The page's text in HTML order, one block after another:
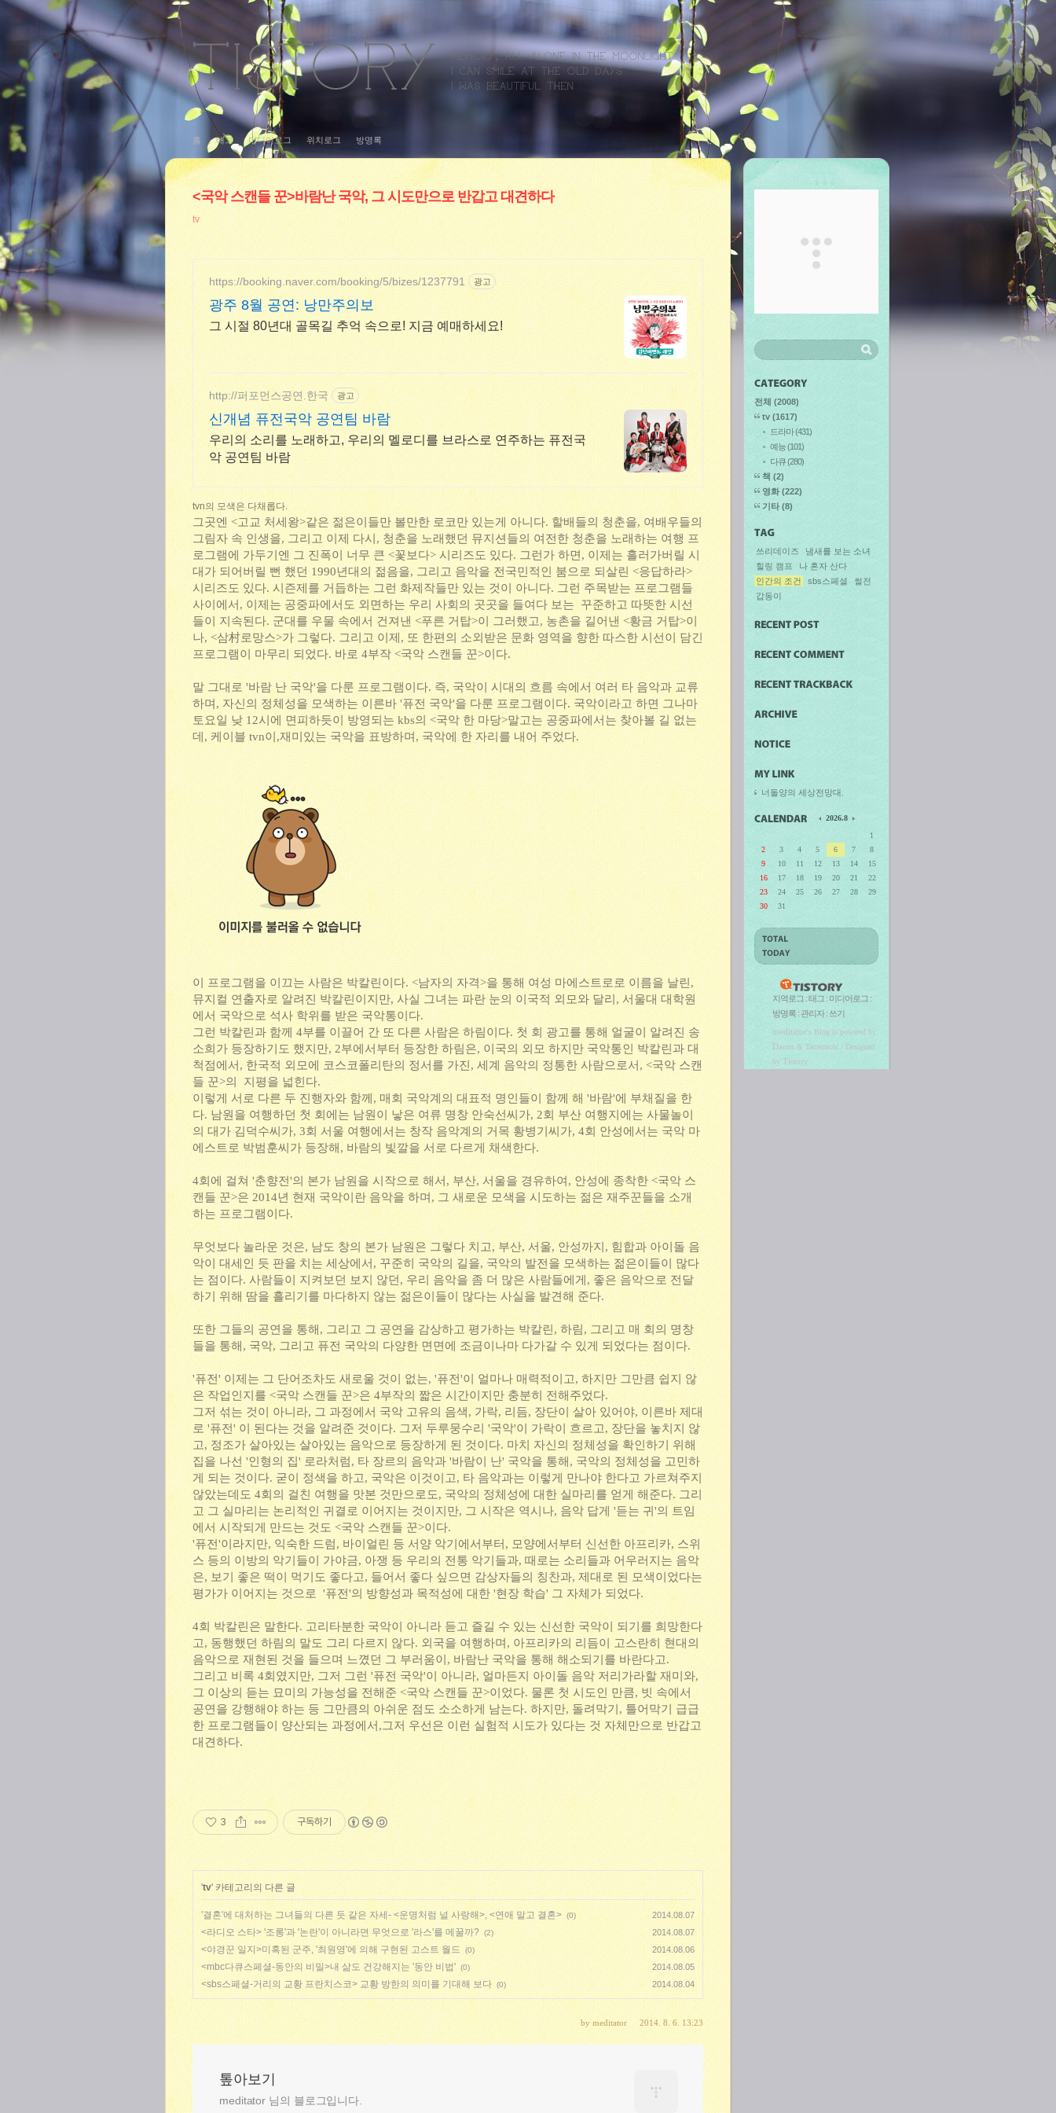
홈 태그 미디어로그 위치로그 방명록
<국악 스캔들 꾼>바람난 국악, 그 시도만으로 반갑고 대견하다
tv
https://booking.naver.com/booking/5/bizes/1237791 광고
광주 8월 공연: 낭만주의보
그 시절 80년대 골목길 추억 속으로! 지금 예매하세요!
http://퍼포먼스공연.한국 광고
신개념 퓨전국악 공연팀 바람
우리의 소리를 노래하고, 우리의 멜로디를 브라스로 연주하는 퓨전국
악 공연팀 바람
tvn의 모색은 다채롭다.
그곳엔 <고교 처세왕>같은 젊은이들만 볼만한 로코만 있는게 아니다. 할배들의 청춘을, 여배우들의
그림자 속 인생을, 그리고 이제 다시, 청춘을 노래했던 뮤지션들의 여전한 청춘을 노래하는 여행 프
로그램에 가두기엔 그 진폭이 너무 큰 <꽃보다> 시리즈도 있다. 그런가 하면, 이제는 흘러가버릴 시
대가 되어버릴 뻔 했던 1990년대의 젊음을, 그리고 음악을 전국민적인 붐으로 되살린 <응답하라>
시리즈도 있다. 시즌제를 거듭하는 그런 화제작들만 있는 것이 아니다. 그런 주목받는 프로그램들
사이에서, 이제는 공중파에서도 외면하는 우리 사회의 곳곳을 들여다 보는 꾸준하고 따뜻한 시선
들이 지속된다. 군대를 우물 속에서 건져낸 <푸른 거탑>이 그러했고, 농촌을 길어낸 <황금 거탑>이
나, <삼村로망스>가 그렇다. 그리고 이제, 또 한편의 소외받은 문화 영역을 향한 따스한 시선이 담긴
프로그램이 마무리 되었다. 바로 4부작 <국악 스캔들 꾼>이다.
말 그대로 '바람 난 국악'을 다룬 프로그램이다. 즉, 국악이 시대의 흐름 속에서 여러 타 음악과 교류
하며, 자신의 정체성을 모색하는 이른바 '퓨전 국악'을 다룬 프로그램이다. 국악이라고 하면 그나마
토요일 낮 12시에 면피하듯이 방영되는 kbs의 <국악 한 마당>말고는 공중파에서는 찾아볼 길 없는
데, 케이블 tvn이,재미있는 국악을 표방하며, 국악에 한 자리를 내어 주었다.
이 프로그램을 이끄는 사람은 박칼린이다. <남자의 자격>을 통해 여성 마에스트로로 이름을 날린,
뮤지컬 연출자로 알려진 박칼린이지만, 사실 그녀는 파란 눈의 이국적 외모와 달리, 서울대 대학원
에서 국악으로 석사 학위를 받은 국악통이다.
그런 박칼린과 함께 4부를 이끌어 간 또 다른 사람은 하림이다. 첫 회 광고를 통해 얼굴이 알려진 송
소희가 등장하기도 했지만, 2부에서부터 등장한 하림은, 이국의 외모 하지만 국악통인 박칼린과 대
척점에서, 한국적 외모에 코스코폴리탄의 정서를 가진, 세계 음악의 정통한 사람으로서, <국악 스캔
들 꾼>의 지평을 넓힌다.
이렇게 서로 다른 두 진행자와 함께, 매회 국악계의 대표적 명인들이 함께 해 '바람'에 부채질을 한
다. 남원을 여행하던 첫 회에는 남원이 낳은 여류 명창 안숙선씨가, 2회 부산 여행지에는 사물놀이
의 대가 김덕수씨가, 3회 서울 여행에서는 창작 음악계의 거목 황병기씨가, 4회 안성에서는 국악 마
에스트로 박범훈씨가 등장해, 바람의 빛깔을 서로 다르게 채색한다.
4회에 걸쳐 '춘향전'의 본가 남원을 시작으로 해서, 부산, 서울을 경유하여, 안성에 종착한 <국악 스
캔들 꾼>은 2014년 현재 국악이란 음악을 하며, 그 새로운 모색을 시도하는 젊은 재주꾼들을 소개
하는 프로그램이다.
무엇보다 놀라운 것은, 남도 창의 본가 남원은 그렇다 치고, 부산, 서울, 안성까지, 힘합과 아이돌 음
악이 대세인 듯 판을 치는 세상에서, 꾸준히 국악의 길을, 국악의 발전을 모색하는 젊은이들이 많다
는 점이다. 사람들이 지켜보던 보지 않던, 우리 음악을 좀 더 많은 사람들에게, 좋은 음악으로 전달
하기 위해 땀을 흘리기를 마다하지 않는 젊은이들이 많다는 사실을 발견해 준다.
또한 그들의 공연을 통해, 그리고 그 공연을 감상하고 평가하는 박칼린, 하림, 그리고 매 회의 명창
들을 통해, 국악, 그리고 퓨전 국악의 다양한 면면에 조금이나마 다가갈 수 있게 되었다는 점이다.
'퓨전' 이제는 그 단어조차도 새로울 것이 없는, '퓨전'이 얼마나 매력적이고, 하지만 그만큼 쉽지 않
은 작업인지를 <국악 스캔들 꾼>은 4부작의 짧은 시간이지만 충분히 전해주었다.
그저 섞는 것이 아니라, 그 과정에서 국악 고유의 음색, 가락, 리듬, 장단이 살아 있어야, 이른바 제대
로 '퓨전' 이 된다는 것을 알려준 것이다. 그저 두루뭉수리 '국악'이 가락이 흐르고, 장단을 놓치지 않
고, 정조가 살아있는 살아있는 음악으로 등장하게 된 것이다. 마치 자신의 정체성을 확인하기 위해
집을 나선 '인형의 집' 로라처럼, 타 장르의 음악과 '바람이 난' 국악을 통해, 국악의 정체성을 고민하
게 되는 것이다. 굳이 정색을 하고, 국악은 이것이고, 타 음악과는 이렇게 만나야 한다고 가르쳐주지
않았는데도 4회의 걸친 여행을 맛본 것만으로도, 국악의 정체성에 대한 실마리를 얻게 해준다. 그리
고 그 실마리는 논리적인 귀결로 이어지는 것이지만, 그 시작은 역시나, 음악 답게 '듣는 귀'의 트임
에서 시작되게 만드는 것도 <국악 스캔들 꾼>이다.
'퓨전'이라지만, 익숙한 드럼, 바이얼린 등 서양 악기에서부터, 모양에서부터 신선한 아프리카, 스위
스 등의 이방의 악기들이 가야금, 아쟁 등 우리의 전통 악기들과, 때로는 소리들과 어우러지는 음악
은, 보기 좋은 떡이 먹기도 좋다고, 들어서 좋다 싶으면 감상자들의 칭찬과, 제대로 된 모색이었다는
평가가 이어지는 것으로 '퓨전'의 방향성과 목적성에 대한 '현장 학습' 그 자체가 되었다.
4회 박칼린은 말한다. 고리타분한 국악이 아니라 듣고 즐길 수 있는 신선한 국악이 되기를 희망한다
고, 동행했던 하림의 말도 그리 다르지 않다. 외국을 여행하며, 아프리카의 리듬이 고스란히 현대의
음악으로 재현된 것을 들으며 느꼈던 그 부러움이, 바람난 국악을 통해 해소되기를 바란다고.
그리고 비록 4회였지만, 그저 그런 '퓨전 국악'이 아니라, 얼마든지 아이돌 음악 저리가라할 재미와,
그 이상의 듣는 묘미의 가능성을 전해준 <국악 스캔들 꾼>이었다. 물론 첫 시도인 만큼, 빗 속에서
공연을 강행해야 하는 등 그만큼의 아쉬운 점도 소소하게 남는다. 하지만, 돌려막기, 틀어막기 급급
한 프로그램들이 양산되는 과정에서,그저 우선은 이런 실험적 시도가 있다는 것 자체만으로 반갑고
대견하다.
3 구독하기
'tv' 카테고리의 다른 글
'결혼'에 대처하는 그녀들의 다른 듯 같은 자세- <운명처럼 널 사랑해>, <연애 말고 결혼> (0) 2014.08.07
<라디오 스타> '조롱'과 '논란'이 아니라면 무엇으로 '라스'를 메꿀까? (2) 2014.08.07
<야경꾼 일지>미혹된 군주, '최원영'에 의해 구현된 고스트 월드 (0) 2014.08.06
<mbc다큐스페셜-동안의 비밀>내 삶도 건강해지는 '동안 비법' (0) 2014.08.05
<sbs스페셜-거리의 교황 프란치스코> 교황 방한의 의미를 기대해 보다 (0) 2014.08.04
bymeditator 2014. 8. 6. 13:23
톺아보기
meditator 님의 블로그입니다.
전체 (2008)
tv (1617)
드라마(431)
예능(101)
다큐(280)
책 (2)
영화(222)
기타 (8)
쓰리데이즈
냄새를 보는 소녀
힐링 캠프
나 혼자 산다
인간의 조건
sbs스페셜
썰전
갑동이
너돌양의 세상전망대.
2026.8
1
2
3 4 5 6 7
8
9
10 11 12 13 14
15
16
17 18 19 20 21
22
23
24 25 26 27 28
29
30
31
지역로그 :태그 : 미디어로그 :
방명록 :관리자: 쓰기
meditator's Blog is powered by
Daum & Tattertools / Designed
by Tistory